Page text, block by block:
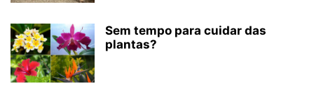
Sem tempo para cuidar das
plantas?